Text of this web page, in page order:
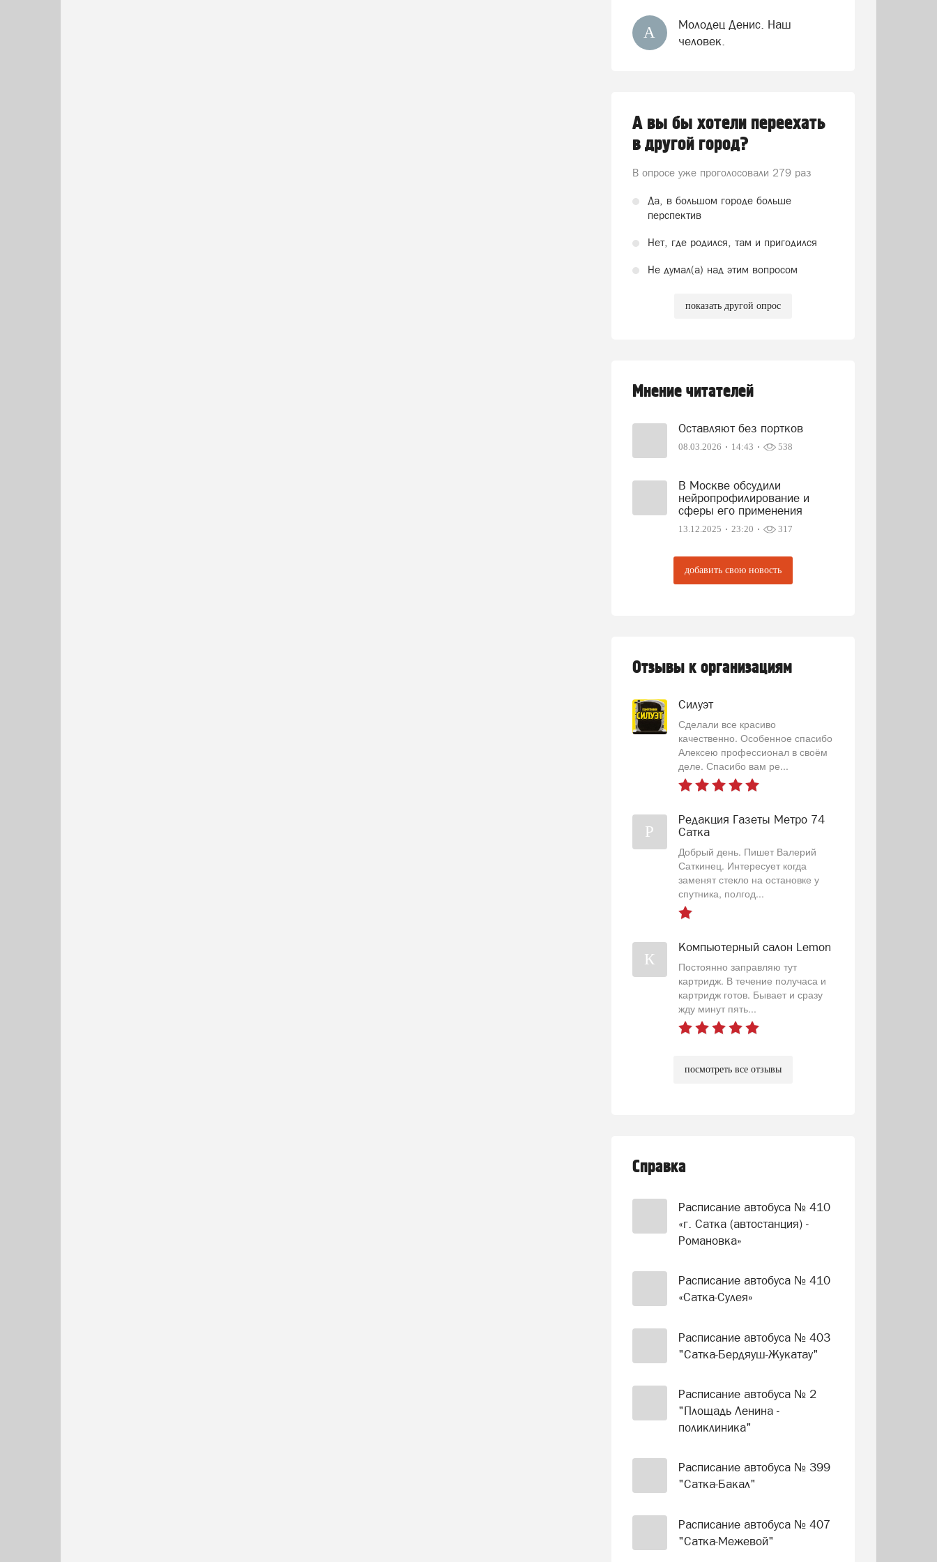
А
Молодец Денис. Наш
человек.
А вы бы хотели переехать
в другой город?
В опросе уже проголосовали 279 раз
Да, в большом городе больше
перспектив
Нет, где родился, там и пригодился
Не думал(а) над этим вопросом
показать другой опрос
Мнение читателей
Оставляют без портков
08.03.2026 14:43 538
В Москве обсудили
нейропрофилирование и
сферы его применения
13.12.2025 23:20 317
добавить свою новость
Отзывы к организациям
Силуэт
Сделали все красиво
качественно. Особенное спасибо
Алексею профессионал в своём
деле. Спасибо вам ре...
Р
Редакция Газеты Метро 74
Сатка
Добрый день. Пишет Валерий
Саткинец. Интересует когда
заменят стекло на остановке у
спутника, полгод...
К
Компьютерный салон Lemon
Постоянно заправляю тут
картридж. В течение получаса и
картридж готов. Бывает и сразу
жду минут пять...
посмотреть все отзывы
Справка
Расписание автобуса № 410
«г. Сатка (автостанция) -
Романовка»
Расписание автобуса № 410
«Сатка-Сулея»
Расписание автобуса № 403
"Сатка-Бердяуш-Жукатау"
Расписание автобуса № 2
"Площадь Ленина -
поликлиника"
Расписание автобуса № 399
"Сатка-Бакал"
Расписание автобуса № 407
"Сатка-Межевой"